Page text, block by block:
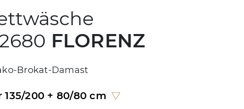
FLORENZ
Brokat-Damast
135/200 + 80/80 cm